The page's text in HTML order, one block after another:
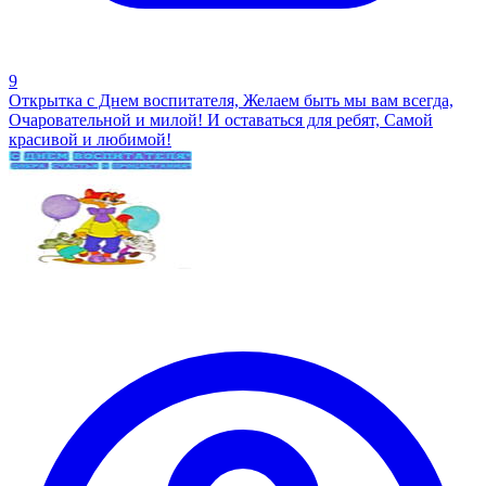
9
Открытка с Днем воспитателя, Желаем быть мы вам всегда,
Очаровательной и милой! И оставаться для ребят, Самой
красивой и любимой!